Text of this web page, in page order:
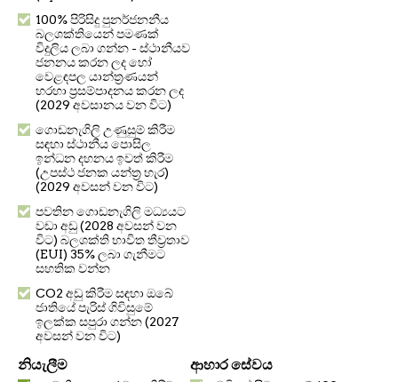
100% පිරිසිදු පුනර්ජනනීය
බලශක්තියෙන් පමණක්
විදුලිය ලබා ගන්න - ස්ථානීයව
ජනනය කරන ලද හෝ
වෙළඳපල යාන්ත්‍රණයන්
හරහා ප්‍රසම්පාදනය කරන ලද
(2029 අවසානය වන විට)
ගොඩනැගිලි උණුසුම් කිරීම
සඳහා ස්ථානීය පොසිල
ඉන්ධන දහනය ඉවත් කිරීම
(උපස්ථ ජනක යන්ත්‍ර හැර)
(2029 අවසන් වන විට)
පවතින ගොඩනැගිලි මධ්‍යයට
වඩා අඩු (2028 අවසන් වන
විට) බලශක්ති භාවිත තීව්‍රතාව
(EUI) 35% ලබා ගැනීමට
සහතික වන්න
CO2 අඩු කිරීම සඳහා ඔබේ
ජාතියේ පැරිස් ගිවිසුමේ
ඉලක්ක සපුරා ගන්න (2027
අවසන් වන විට)
නියැලීම ආහාර සේවය